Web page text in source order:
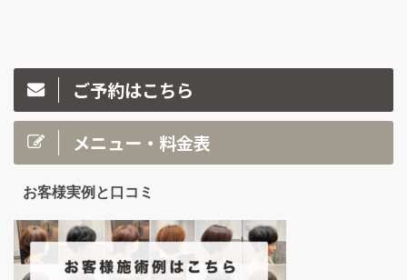
ご予約はこちら
メニュー・料金表
お客様実例と口コミ